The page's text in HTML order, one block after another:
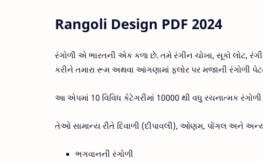
Rangoli Design PDF 2024
રંગોળી એ ભારતની એક કળા છે. તમે રંગીન ચોખા, સૂકો લોટ,
કરીને તમારા રૂમ અથવા આંગણામાં ફ્લોર પર મજાની રંગોળી
આ એપમાં 10 વિવિધ કેટેગરીમાં 10000 થી વધુ રચનાત્મક
તેઓ સામાન્ય રીતે દિવાળી (દીપાવલી), ઓણમ, પોંગલ અને
ભગવાનની રંગોળી